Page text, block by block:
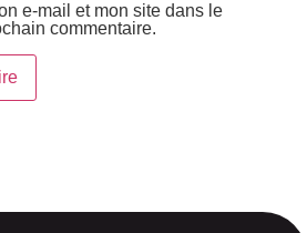
e-mail et mon site dans le
commentaire.